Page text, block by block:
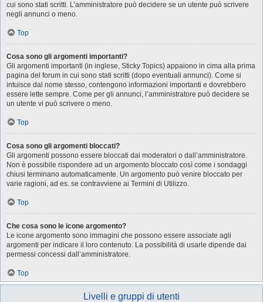
cui sono stati scritti. L’amministratore può decidere se un utente può scrivere
negli annunci o meno.
Top
Cosa sono gli argomenti importanti?
Gli argomenti importanti (in inglese, Sticky Topics) appaiono in cima alla prima
pagina del forum in cui sono stati scritti (dopo eventuali annunci). Come si
intuisce dal nome stesso, contengono informazioni importanti e dovrebbero
essere lette sempre. Come per gli annunci, l’amministratore può decidere se
un utente vi può scrivere o meno.
Top
Cosa sono gli argomenti bloccati?
Gli argomenti possono essere bloccati dai moderatori o dall’amministratore.
Non è possibile rispondere ad un argomento bloccato così come i sondaggi
chiusi terminano automaticamente. Un argomento può venire bloccato per
varie ragioni, ad es. se contravviene ai Termini di Utilizzo.
Top
Che cosa sono le icone argomento?
Le icone argomento sono immagini che possono essere associate agli
argomenti per indicare il loro contenuto. La possibilità di usarle dipende dai
permessi concessi dall’amministratore.
Top
Livelli e gruppi di utenti